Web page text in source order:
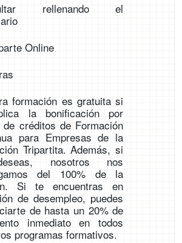
rellenando el
Online
formación es gratuita si
la bonificación por
de créditos de Formación
para Empresas de la
Tripartita. Además, si
nosotros nos
del 100% de la
Si te encuentras en
de desempleo, puedes
de hasta un 20% de
inmediato en todos
programas formativos.